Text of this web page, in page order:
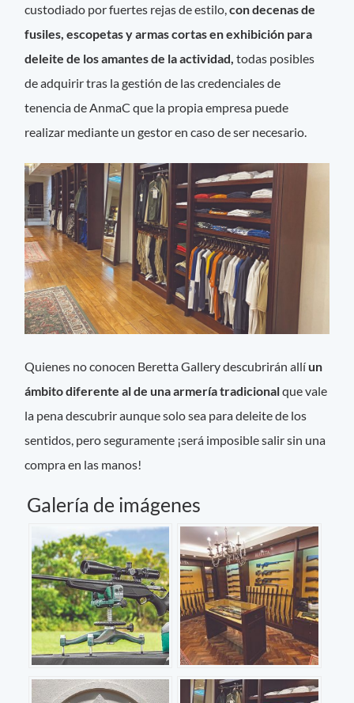
custodiado por fuertes rejas de estilo,con decenas de
fusiles, escopetas y armas cortas en exhibición para
deleite de los amantes de la actividad, todas posibles
de adquirir tras la gestión de las credenciales de
tenencia de AnmaC que la propia empresa puede
realizar mediante un gestor en caso de ser necesario.
Quienes no conocen Beretta Gallery descubrirán allí un
ámbito diferente al de una armería tradicionalque vale
la pena descubrir aunque solo sea para deleite de los
sentidos, pero seguramente ¡será imposible salir sin una
compra en las manos!
Galería de imágenes